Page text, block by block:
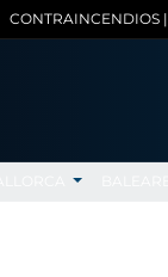
CONTRAINCENDIOS |